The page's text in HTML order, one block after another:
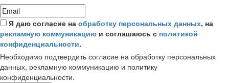
Я даю согласие на обработку персональных данных, на
рекламную коммуникацию и соглашаюсь с политикой
конфиденциальности.
Необходимо подтвердить согласие на обработку персональных
данных, рекламную коммуникацию и политику
конфиденциальности.